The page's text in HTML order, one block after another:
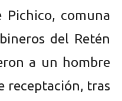
comuna
del Retén
a un hombre
receptación, tras